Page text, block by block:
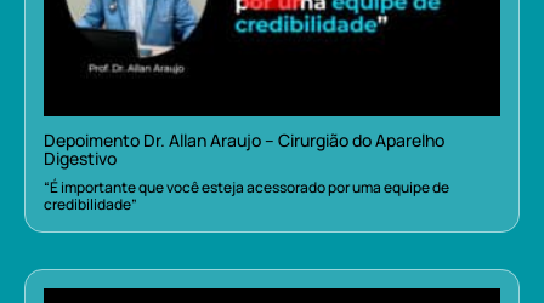
Depoimento Dr. Allan Araujo – Cirurgião do Aparelho
Digestivo
“É importante que você esteja acessorado por uma equipe de
credibilidade”